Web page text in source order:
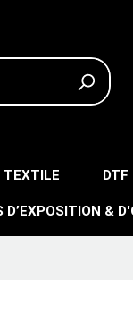
TEXTILE DTF
D’EXPOSITION &